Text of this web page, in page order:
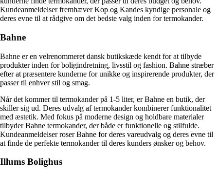
Kundeanmeldelser fremhæver Kop og Kandes kyndige personale og
deres evne til at rådgive om det bedste valg inden for termokander.
Bahne
Bahne er en velrenommeret dansk butikskæde kendt for at tilbyde
produkter inden for boligindretning, livsstil og fashion. Bahne stræber
efter at præsentere kunderne for unikke og inspirerende produkter, der
passer til enhver stil og smag.
Når det kommer til termokander på 1-5 liter, er Bahne en butik, der
skiller sig ud. Deres udvalg af termokander kombinerer funktionalitet
med æstetik. Med fokus på moderne design og holdbare materialer
tilbyder Bahne termokander, der både er funktionelle og stilfulde.
Kundeanmeldelser roser Bahne for deres vareudvalg og deres evne til
at finde de perfekte termokander til deres kunders ønsker og behov.
Illums Bolighus